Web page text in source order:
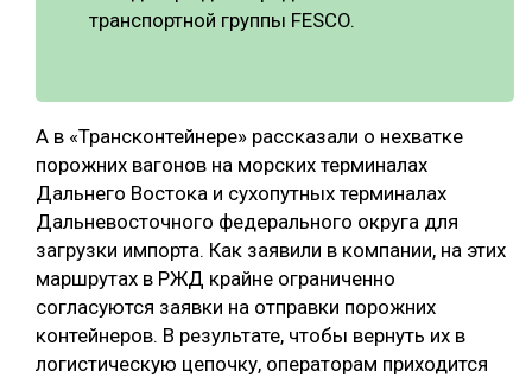
транспортной группы FESCO.
А в «Трансконтейнере» рассказали о нехватке
порожних вагонов на морских терминалах
Дальнего Востока и сухопутных терминалах
Дальневосточного федерального округа для
загрузки импорта. Как заявили в компании, на этих
маршрутах в РЖД крайне ограниченно
согласуются заявки на отправки порожних
контейнеров. В результате, чтобы вернуть их в
логистическую цепочку, операторам приходится